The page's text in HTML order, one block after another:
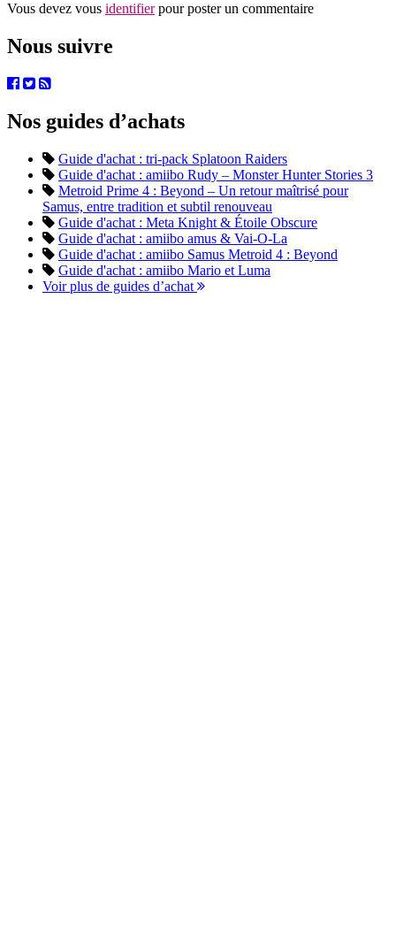
Vous devez vous identifierpour poster un commentaire
Nous suivre
Nos guides d’achats
Guide d'achat : tri-pack Splatoon Raiders
Guide d'achat : amiibo Rudy – Monster Hunter Stories 3
Metroid Prime 4 : Beyond – Un retour maîtrisé pour
Samus, entre tradition et subtil renouveau
Guide d'achat : Meta Knight & Étoile Obscure
Guide d'achat : amiibo amus & Vai-O-La
Guide d'achat : amiibo Samus Metroid 4 : Beyond
Guide d'achat : amiibo Mario et Luma
Voir plus de guides d’achat